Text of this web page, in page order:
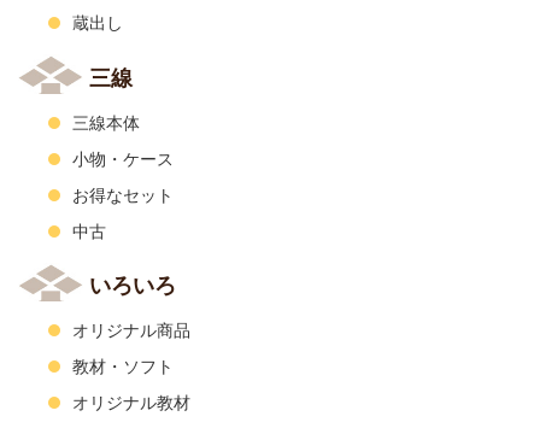
蔵出し
三線
三線本体
小物・ケース
お得なセット
中古
いろいろ
オリジナル商品
教材・ソフト
オリジナル教材